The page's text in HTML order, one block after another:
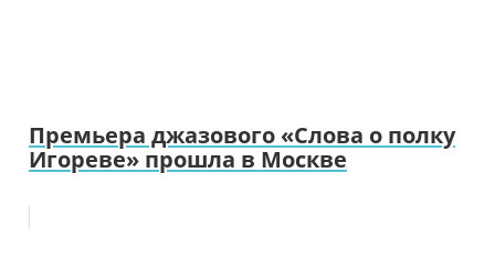
Премьера джазового «Слова о полку
Игореве» прошла в Москве